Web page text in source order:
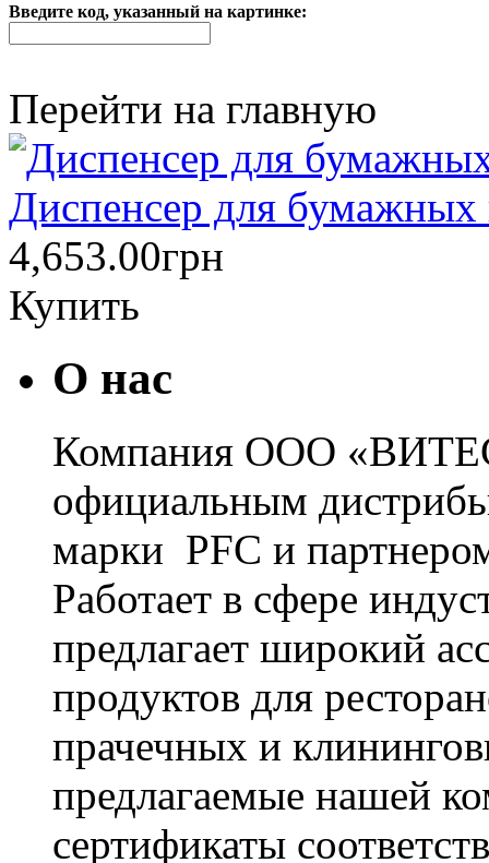
Введите код, указанный на картинке:
Перейти на главную
Диспенсер для бумажных
4,653.00грн
Купить
О нас
Компания ООО
официальным
марки PFC и
Работает в сфере
предлагает широкий
продуктов для
прачечных и
предлагаемые нашей
сертификаты